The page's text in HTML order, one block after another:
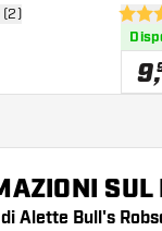
recensioni
(2) 4.8
9,
SUL
Alette Bull's